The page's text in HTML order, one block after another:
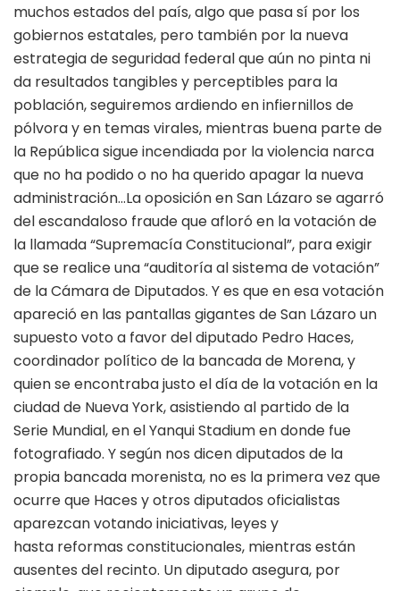
muchos estados del país, algo que pasa sí por los
gobiernos estatales, pero también por la nueva
estrategia de seguridad federal que aún no pinta ni
da resultados tangibles y perceptibles para la
población, seguiremos ardiendo en infiernillos de
pólvora y en temas virales, mientras buena parte de
la República sigue incendiada por la violencia narca
que no ha podido o no ha querido apagar la nueva
administración…La oposición en San Lázaro se agarró
del escandaloso fraude que afloró en la votación de
la llamada “Supremacía Constitucional”, para exigir
que se realice una “auditoría al sistema de votación”
de la Cámara de Diputados. Y es que en esa votación
apareció en las pantallas gigantes de San Lázaro un
supuesto voto a favor del diputado Pedro Haces,
coordinador político de la bancada de Morena, y
quien se encontraba justo el día de la votación en la
ciudad de Nueva York, asistiendo al partido de la
Serie Mundial, en el Yanqui Stadium en donde fue
fotografiado. Y según nos dicen diputados de la
propia bancada morenista, no es la primera vez que
ocurre que Haces y otros diputados oficialistas
aparezcan votando iniciativas, leyes y
hasta reformas constitucionales, mientras están
ausentes del recinto. Un diputado asegura, por